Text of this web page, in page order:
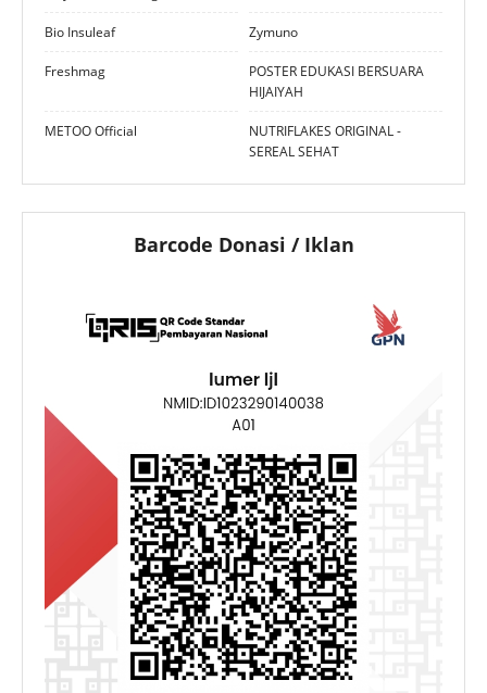
Bio Insuleaf Zymuno
Freshmag
POSTER EDUKASI BERSUARA
HIJAIYAH
METOO Official
NUTRIFLAKES ORIGINAL -
SEREAL SEHAT
Barcode Donasi / Iklan